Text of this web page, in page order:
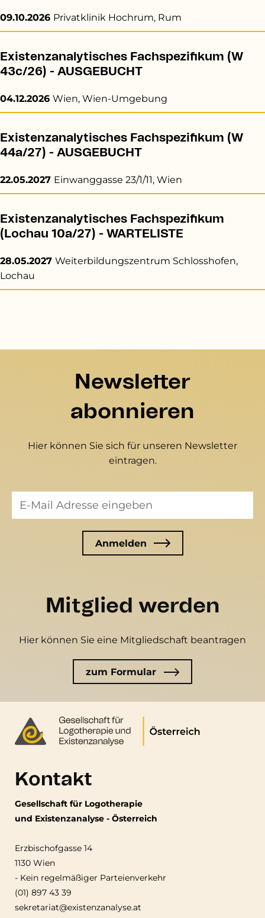
09.10.2026 Privatklinik Hochrum, Rum
Existenzanalytisches Fachspezifikum (W
43c/26) - AUSGEBUCHT
04.12.2026 Wien, Wien-Umgebung
Existenzanalytisches Fachspezifikum (W
44a/27) - AUSGEBUCHT
22.05.2027 Einwanggasse 23/1/11, Wien
Existenzanalytisches Fachspezifikum
(Lochau 10a/27) - WARTELISTE
28.05.2027 Weiterbildungszentrum Schlosshofen,
Lochau
Newsletter
abonnieren
Hier können Sie sich für unseren Newsletter
eintragen.
Mitglied werden
Hier können Sie eine Mitgliedschaft beantragen
zum Formular
Kontakt
Gesellschaft für Logotherapie
und Existenzanalyse - Österreich
Erzbischofgasse 14
1130 Wien
- Kein regelmäßiger Parteienverkehr
(01) 897 43 39
sekretariat@existenzanalyse.at